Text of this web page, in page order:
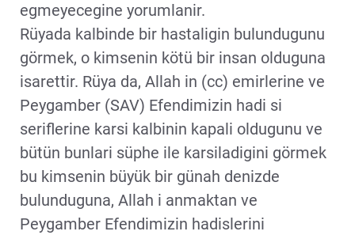
egmeyecegine yorumlanir.
Rüyada kalbinde bir hastaligin bulundugunu
görmek, o kimsenin kötü bir insan olduguna
isarettir. Rüya da, Allah in (cc) emirlerine ve
Peygamber (SAV) Efendimizin hadi si
seriflerine karsi kalbinin kapali oldugunu ve
bütün bunlari süphe ile karsiladigini görmek
bu kimsenin büyük bir günah denizde
bulunduguna, Allah i anmaktan ve
Peygamber Efendimizin hadislerini